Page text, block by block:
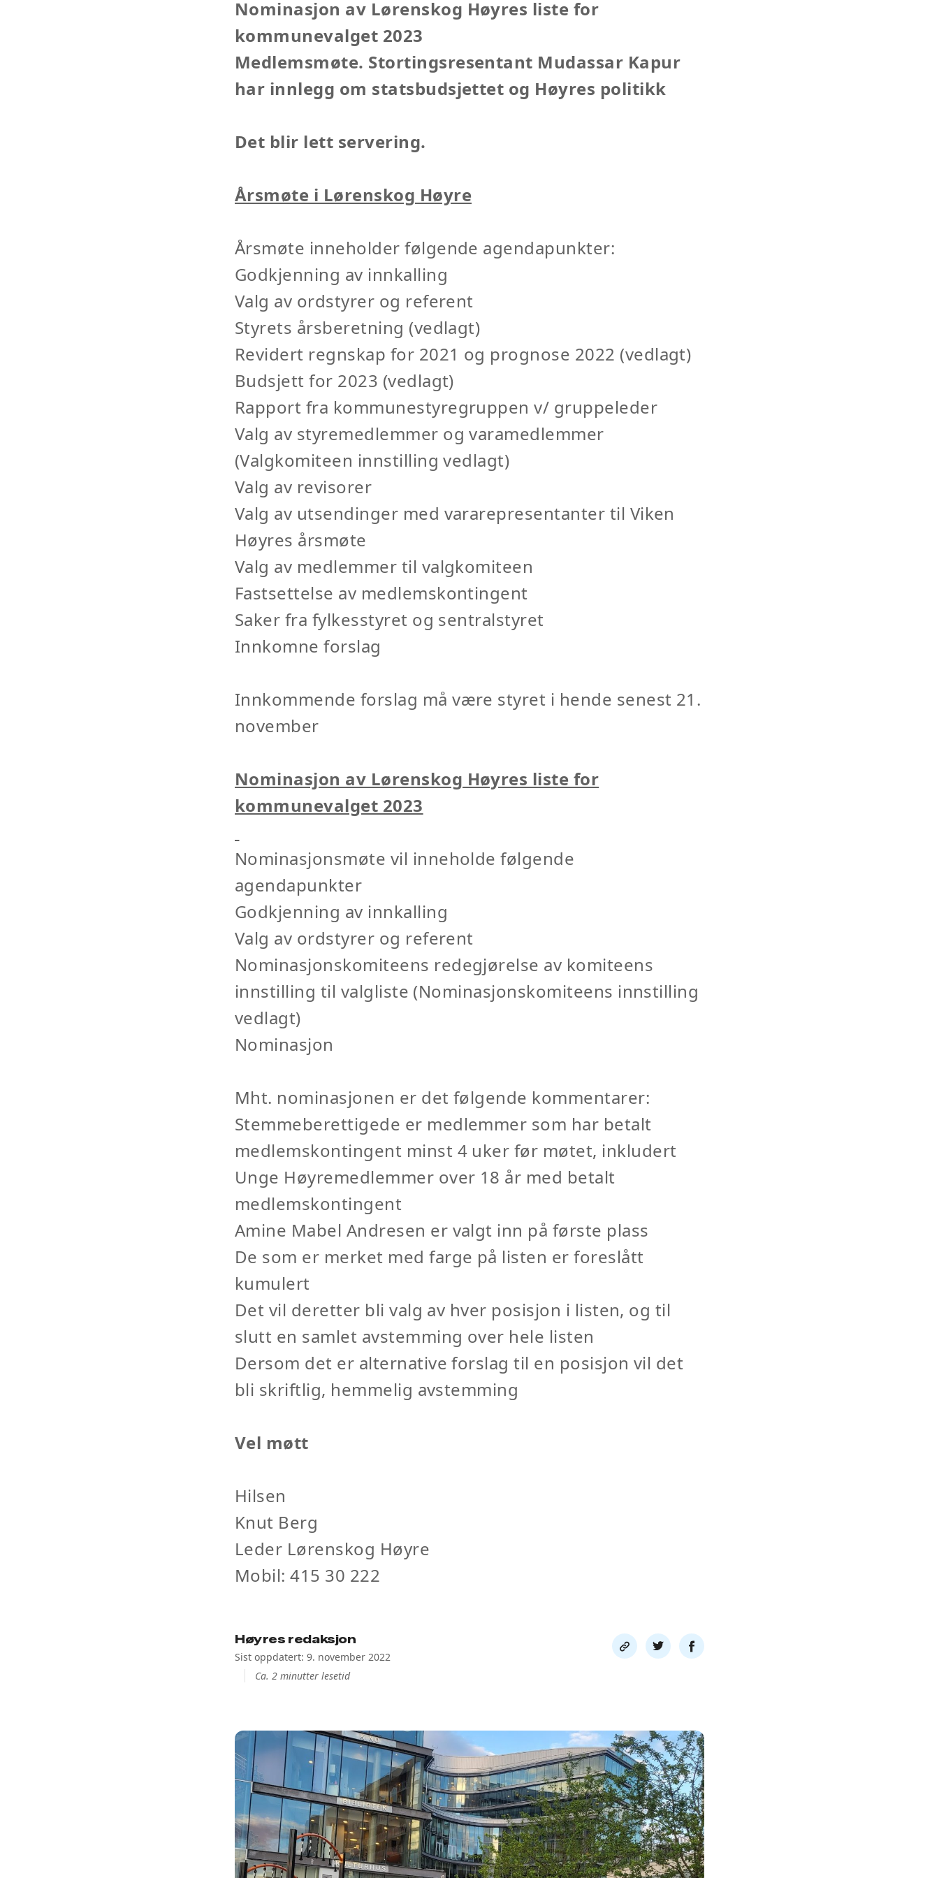
Nominasjon av Lørenskog Høyres liste for
kommunevalget 2023
Medlemsmøte. Stortingsresentant Mudassar Kapur
har innlegg om statsbudsjettet og Høyres politikk
Det blir lett servering.
Årsmøte i Lørenskog Høyre
Årsmøte inneholder følgende agendapunkter:
Godkjenning av innkalling
Valg av ordstyrer og referent
Styrets årsberetning (vedlagt)
Revidert regnskap for 2021 og prognose 2022 (vedlagt)
Budsjett for 2023 (vedlagt)
Rapport fra kommunestyregruppen v/ gruppeleder
Valg av styremedlemmer og varamedlemmer
(Valgkomiteen innstilling vedlagt)
Valg av revisorer
Valg av utsendinger med vararepresentanter til Viken
Høyres årsmøte
Valg av medlemmer til valgkomiteen
Fastsettelse av medlemskontingent
Saker fra fylkesstyret og sentralstyret
Innkomne forslag
Innkommende forslag må være styret i hende senest 21.
november
Nominasjon av Lørenskog Høyres liste for
kommunevalget 2023
Nominasjonsmøte vil inneholde følgende
agendapunkter
Godkjenning av innkalling
Valg av ordstyrer og referent
Nominasjonskomiteens redegjørelse av komiteens
innstilling til valgliste (Nominasjonskomiteens innstilling
vedlagt)
Nominasjon
Mht. nominasjonen er det følgende kommentarer:
Stemmeberettigede er medlemmer som har betalt
medlemskontingent minst 4 uker før møtet, inkludert
Unge Høyremedlemmer over 18 år med betalt
medlemskontingent
Amine Mabel Andresen er valgt inn på første plass
De som er merket med farge på listen er foreslått
kumulert
Det vil deretter bli valg av hver posisjon i listen, og til
slutt en samlet avstemming over hele listen
Dersom det er alternative forslag til en posisjon vil det
bli skriftlig, hemmelig avstemming
Vel møtt
Hilsen
Knut Berg
Leder Lørenskog Høyre
Mobil: 415 30 222
Høyres redaksjon
Sist oppdatert: 9. november 2022
Ca. 2 minutter lesetid
Del
link
Del
på
Del
på